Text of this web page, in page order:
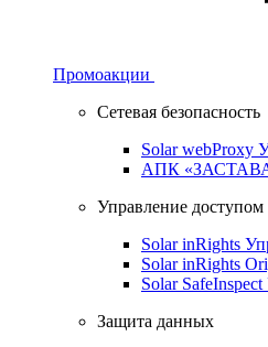
Промоакции
Сетевая безопасность
Solar webProxy
АПК
Управление доступом
Solar inRights
Solar inRights
Solar SafeInspect
Защита данных